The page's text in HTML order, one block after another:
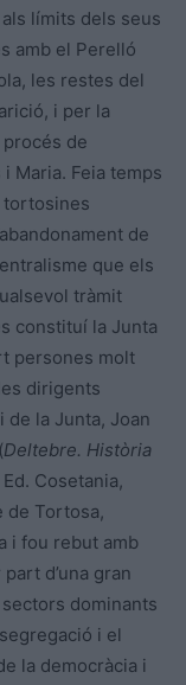
límits dels seus
amb el Perelló
les restes del
i per la
de
Maria. Feia temps
tortosines
de
que els
tràmit
constituí la Junta
persones molt
dirigents
la Junta, Joan
Deltebre. Història
Ed. Cosetania,
de Tortosa,
i fou rebut amb
d’una gran
dominants
i el
la democràcia i